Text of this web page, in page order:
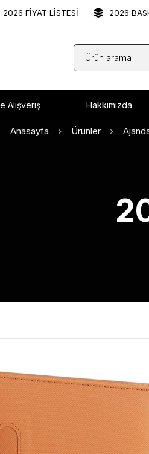
2026 FİYAT LİSTESİ 2026
Alışveriş Hakkımızda
Anasayfa Ürünler